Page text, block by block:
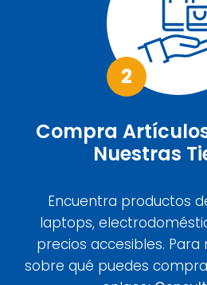
2
Compra
Nuestras
Encuentra productos
laptops,
precios accesibles.
sobre qué puedes